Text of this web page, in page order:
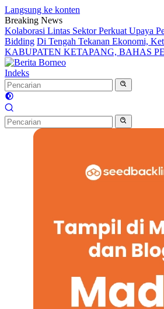
Langsung ke konten
Breaking News
Kolaborasi Lintas Sektor Perkuat Upaya
Bidding Di Tengah Tekanan Ekonomi,
KABUPATEN KETAPANG, BAHAS
Indeks